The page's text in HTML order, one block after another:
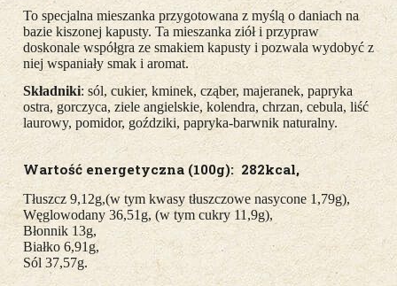
To specjalna mieszanka przygotowana z myślą o daniach na
bazie kiszonej kapusty. Ta mieszanka ziół i przypraw
doskonale współgra ze smakiem kapusty i pozwala wydobyć z
niej wspaniały smak i aromat.
Składniki: sól, cukier, kminek, cząber, majeranek, papryka
ostra, gorczyca, ziele angielskie, kolendra, chrzan, cebula, liść
laurowy, pomidor, goździki, papryka-barwnik naturalny.
Wartość energetyczna (100g): 282kcal,
Tłuszcz 9,12g,(w tym kwasy tłuszczowe nasycone 1,79g),
Węglowodany 36,51g, (w tym cukry 11,9g),
Błonnik 13g,
Białko 6,91g,
Sól 37,57g.